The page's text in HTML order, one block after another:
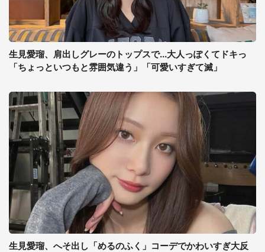
生見愛瑠、肩出しグレーのトップスで...大人っぽくてドキっ
「ちょっといつもと雰囲気違う」「可愛いすぎて滅」
生見愛瑠、へそ出し「めるのふく」コーデでかわいすぎ大反